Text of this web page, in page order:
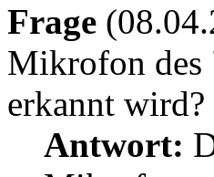
Frage
Mikrofon des
erkannt wird?
Antwort: